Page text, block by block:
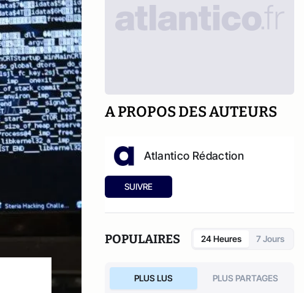
A PROPOS DES AUTEURS
Atlantico Rédaction
SUIVRE
POPULAIRES 24 Heures 7 Jours
PLUS LUS PLUS PARTAGES